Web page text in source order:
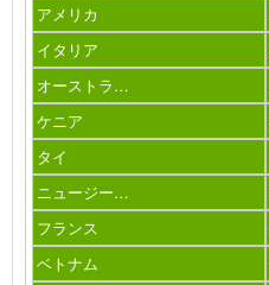
アメリカ
イタリア
オーストラ…
ケニア
タイ
ニュージー…
フランス
ベトナム